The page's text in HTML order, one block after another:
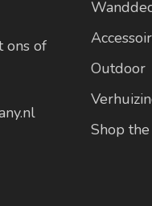
ons of
Outdoor
Shop